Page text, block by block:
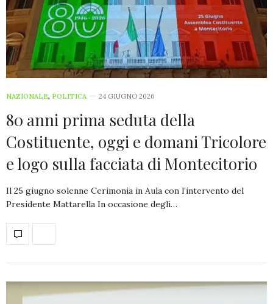
NAZIONALE, POLITICA 24 GIUGNO 2026
80 anni prima seduta della
Costituente, oggi e domani Tricolore
e logo sulla facciata di Montecitorio
Il 25 giugno solenne Cerimonia in Aula con l’intervento del
Presidente Mattarella In occasione degli…